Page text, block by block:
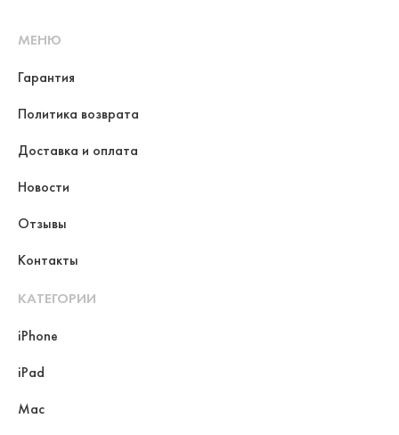
МЕНЮ
Гарантия
Политика возврата
Доставка и оплата
Новости
Отзывы
Контакты
КАТЕГОРИИ
iPhone
iPad
Mac